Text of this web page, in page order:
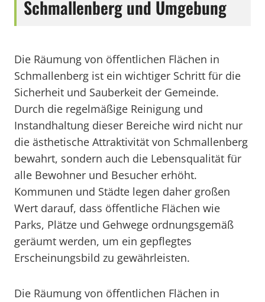
Schmallenberg und Umgebung
Die Räumung von öffentlichen Flächen in
Schmallenberg ist ein wichtiger Schritt für die
Sicherheit und Sauberkeit der Gemeinde.
Durch die regelmäßige Reinigung und
Instandhaltung dieser Bereiche wird nicht nur
die ästhetische Attraktivität von Schmallenberg
bewahrt, sondern auch die Lebensqualität für
alle Bewohner und Besucher erhöht.
Kommunen und Städte legen daher großen
Wert darauf, dass öffentliche Flächen wie
Parks, Plätze und Gehwege ordnungsgemäß
geräumt werden, um ein gepflegtes
Erscheinungsbild zu gewährleisten.
Die Räumung von öffentlichen Flächen in